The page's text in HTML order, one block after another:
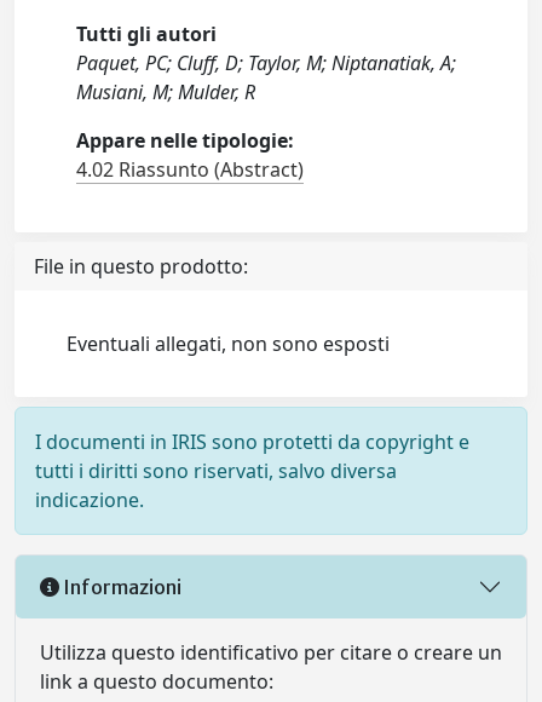
Tutti gli autori
Paquet, PC; Cluff, D; Taylor, M; Niptanatiak, A;
Musiani, M; Mulder, R
Appare nelle tipologie:
4.02 Riassunto (Abstract)
File in questo prodotto:
Eventuali allegati, non sono esposti
I documenti in IRIS sono protetti da copyright e
tutti i diritti sono riservati, salvo diversa
indicazione.
Informazioni
Utilizza questo identificativo per citare o creare un
link a questo documento: